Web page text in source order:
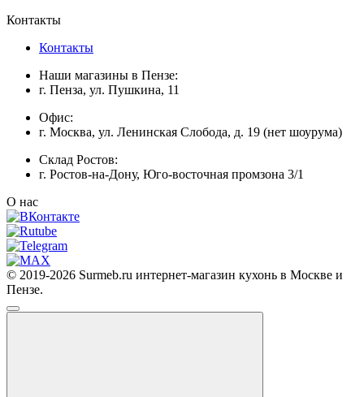
Контакты
Контакты
Наши магазины в Пензе:
г. Пенза, ул. Пушкина, 11
Офис:
г. Москва, ул. Ленинская Слобода, д. 19 (нет шоурума)
Склад Ростов:
г. Ростов-на-Дону, Юго-восточная промзона 3/1
О нас
© 2019-2026 Surmeb.ru интернет-магазин кухонь в Москве и
Пензе.